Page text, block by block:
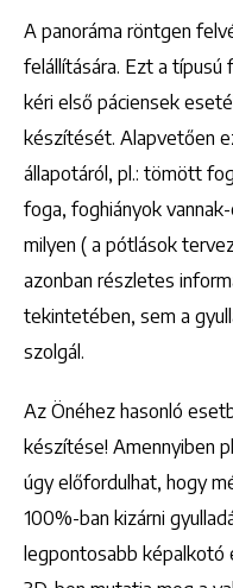
A panoráma röntgen
felállítására. Ezt a
kéri első páciensek
készítését. Alapvetően
állapotáról, pl.: tömött
foga, foghiányok
milyen ( a pótlások
azonban részletes
tekintetében, sem a
szolgál.
Az Önéhez hasonló
készítése! Amennyiben
úgy előfordulhat, hogy
100%-ban kizárni
legpontosabb képalkotó